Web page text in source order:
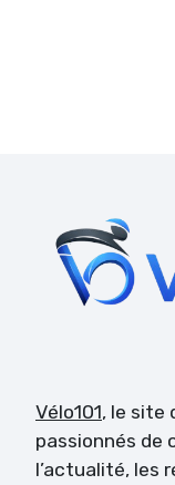
Vélo101, le site
passionnés de
l’actualité, les